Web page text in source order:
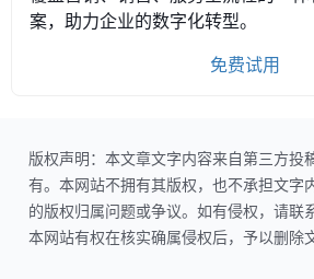
案，助力企业的数字化转型。
免费试用
版权声明：本文章文字内容来自第三方投
有。本网站不拥有其版权，也不承担文字
的版权归属问题或争议。如有侵权，请联
本网站有权在核实确属侵权后，予以删除